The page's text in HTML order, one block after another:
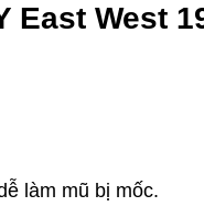
East West
làm mũ bị mốc.